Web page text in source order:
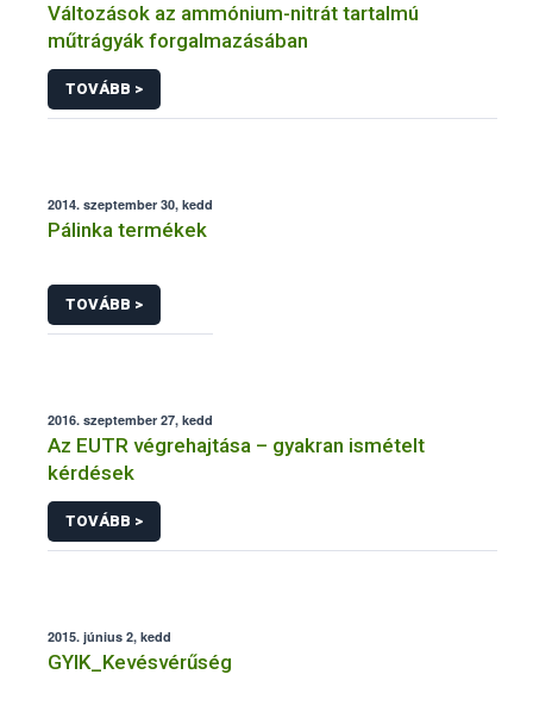
Változások az ammónium-nitrát tartalmú
műtrágyák forgalmazásában
TOVÁBB >
2014. szeptember 30, kedd
Pálinka termékek
TOVÁBB >
2016. szeptember 27, kedd
Az EUTR végrehajtása – gyakran ismételt
kérdések
TOVÁBB >
2015. június 2, kedd
GYIK_Kevésvérűség